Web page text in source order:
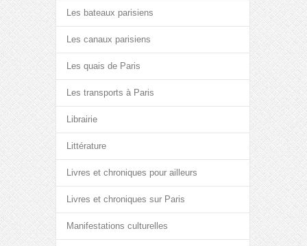
Les bateaux parisiens
Les canaux parisiens
Les quais de Paris
Les transports à Paris
Librairie
Littérature
Livres et chroniques pour ailleurs
Livres et chroniques sur Paris
Manifestations culturelles